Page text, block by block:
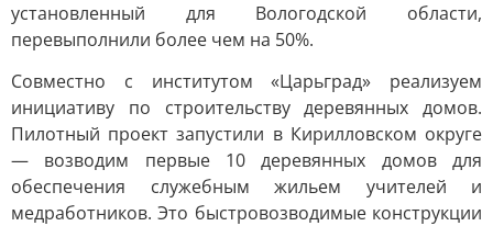
установленный для Вологодской области,
перевыполнили более чем на 50%.
Совместно с институтом «Царьград» реализуем
инициативу по строительству деревянных домов.
Пилотный проект запустили в Кирилловском округе
— возводим первые 10 деревянных домов для
обеспечения служебным жильем учителей и
медработников. Это быстровозводимые конструкции